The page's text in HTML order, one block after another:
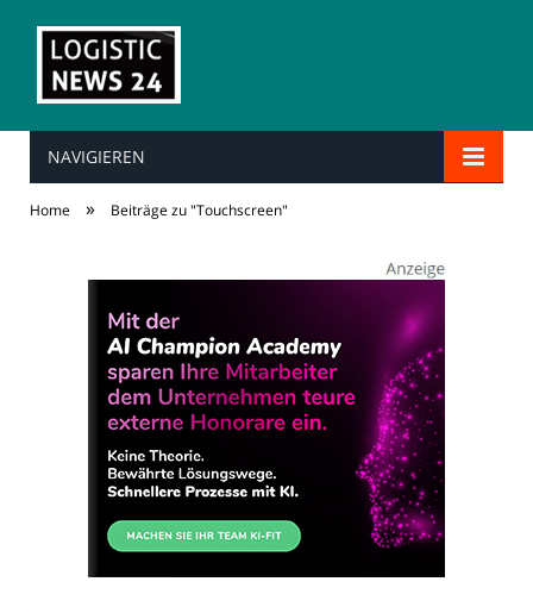
NAVIGIEREN
Home » Beiträge zu "Touchscreen"